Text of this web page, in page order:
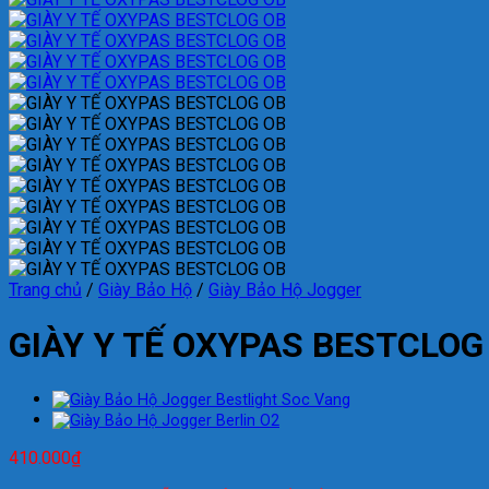
Trang chủ / Giày Bảo Hộ / Giày Bảo Hộ Jogger
GIÀY Y TẾ OXYPAS
410.000₫